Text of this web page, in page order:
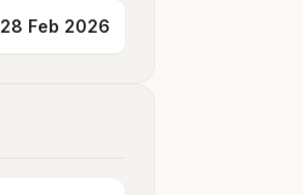
28 Feb 2026